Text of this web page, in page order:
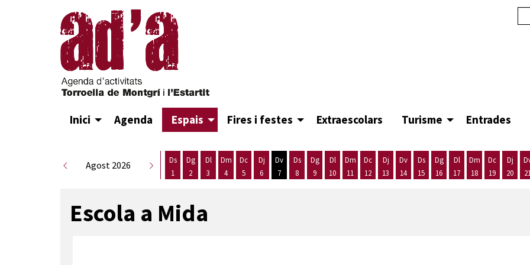
Inici Agenda Espais Fires i festes Extraescolars Turisme Entrades
Agost 2026
Ds
1
Dg
2
Dl
3
Dm
4
Dc
5
Dj
6
Dv
7
Ds
8
Dg
9
Dl
10
Dm
11
Dc
12
Dj
13
Dv
14
Ds
15
Dg
16
Dl
17
Dm
18
Dc
19
Dj
20
Escola a Mida